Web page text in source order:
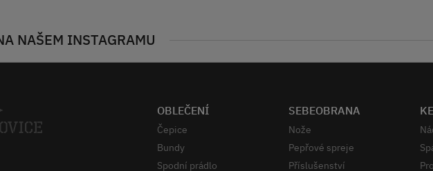
NAŠEM INSTAGRAMU
OBLEČENÍ
Čepice
Bundy
Spodní prádlo
SEBEOBRANA
Nože
Pepřové spreje
Příslušenství